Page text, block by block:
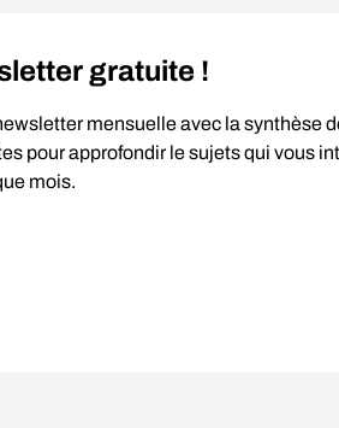
gratuite !
mensuelle avec la synthèse
pour approfondir le sujets qui vous
mois.